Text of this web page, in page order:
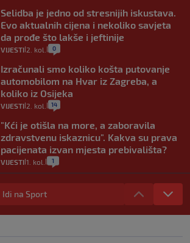
Selidba je jedno od stresnijih iskustava.
Evo aktualnih cijena i nekoliko savjeta
da prođe što lakše i jeftinije
VIJESTI 2. kol. 0
Izračunali smo koliko košta putovanje
automobilom na Hvar iz Zagreba, a
koliko iz Osijeka
VIJESTI 2. kol. 14
"Kći je otišla na more, a zaboravila
zdravstvenu iskaznicu". Kakva su prava
pacijenata izvan mjesta prebivališta?
VIJESTI 1. kol. 1
Provjerili smo "što ćemo onda" ako
Plenković na 15 dana ukine mjere: "Ne bi
se dogodilo ništa. Vlada se zaljubila u te
intervencije"
Idi na Sport